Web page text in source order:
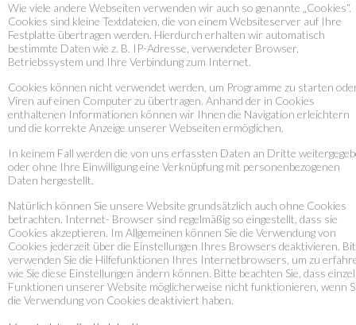
Wie viele andere Webseiten verwenden wir auch so genannte „Cookies“.
Cookies sind kleine Textdateien, die von einem Websiteserver auf Ihre
Festplatte übertragen werden. Hierdurch erhalten wir automatisch
bestimmte Daten wie z. B. IP-Adresse, verwendeter Browser,
Betriebssystem und Ihre Verbindung zum Internet.
Cookies können nicht verwendet werden, um Programme zu starten
Viren auf einen Computer zu übertragen. Anhand der in Cookies
enthaltenen Informationen können wir Ihnen die Navigation erleichtern
und die korrekte Anzeige unserer Webseiten ermöglichen.
In keinem Fall werden die von uns erfassten Daten an Dritte
oder ohne Ihre Einwilligung eine Verknüpfung mit personenbezogenen
Daten hergestellt.
Natürlich können Sie unsere Website grundsätzlich auch ohne Cookies
betrachten. Internet- Browser sind regelmäßig so eingestellt, dass sie
Cookies akzeptieren. Im Allgemeinen können Sie die Verwendung von
Cookies jederzeit über die Einstellungen Ihres Browsers deaktivieren.
verwenden Sie die Hilfefunktionen Ihres Internetbrowsers, um zu
wie Sie diese Einstellungen ändern können. Bitte beachten Sie, dass
Funktionen unserer Website möglicherweise nicht funktionieren, wenn
die Verwendung von Cookies deaktiviert haben.